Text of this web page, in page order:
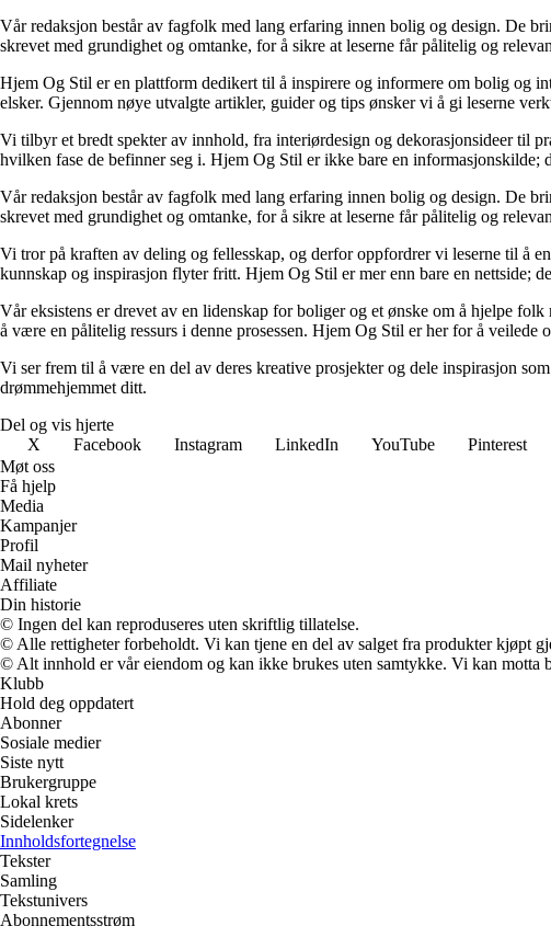
Vår redaksjon består av fagfolk med lang erfaring innen bolig og design. De
skrevet med grundighet og omtanke, for å sikre at leserne får pålitelig og
Hjem Og Stil er en plattform dedikert til å inspirere og informere om bolig og
elsker. Gjennom nøye utvalgte artikler, guider og tips ønsker vi å gi leserne
Vi tilbyr et bredt spekter av innhold, fra interiørdesign og dekorasjonsideer til
hvilken fase de befinner seg i. Hjem Og Stil er ikke bare en informasjonskilde;
Vår redaksjon består av fagfolk med lang erfaring innen bolig og design. De
skrevet med grundighet og omtanke, for å sikre at leserne får pålitelig og
Vi tror på kraften av deling og fellesskap, og derfor oppfordrer vi leserne til å
kunnskap og inspirasjon flyter fritt. Hjem Og Stil er mer enn bare en nettside;
Vår eksistens er drevet av en lidenskap for boliger og et ønske om å hjelpe
å være en pålitelig ressurs i denne prosessen. Hjem Og Stil er her for å veilede
Vi ser frem til å være en del av deres kreative prosjekter og dele inspirasjon
drømmehjemmet ditt.
Del og vis hjerte
X
Facebook Instagram LinkedIn YouTube Pinterest
Møt oss
Få hjelp
Media
Kampanjer
Profil
Mail nyheter
Affiliate
Din historie
© Ingen del kan reproduseres uten skriftlig tillatelse.
© Alle rettigheter forbeholdt. Vi kan tjene en del av salget fra produkter kjøpt
© Alt innhold er vår eiendom og kan ikke brukes uten samtykke. Vi kan
Klubb
Hold deg oppdatert
Abonner
Sosiale medier
Siste nytt
Brukergruppe
Lokal krets
Sidelenker
Innholdsfortegnelse
Tekster
Samling
Tekstunivers
Abonnementsstrøm